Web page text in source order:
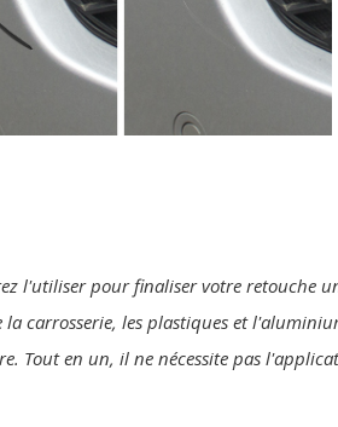
l'utiliser pour finaliser votre retouche
carrosserie, les plastiques et
Tout en un, il ne nécessite pas